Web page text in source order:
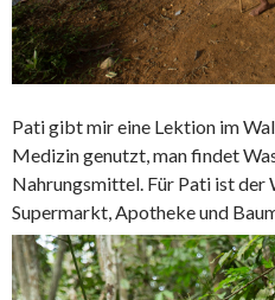
Pati gibt mir eine Lektion im
Medizin genutzt, man findet
Nahrungsmittel. Für Pati ist der
Supermarkt, Apotheke und